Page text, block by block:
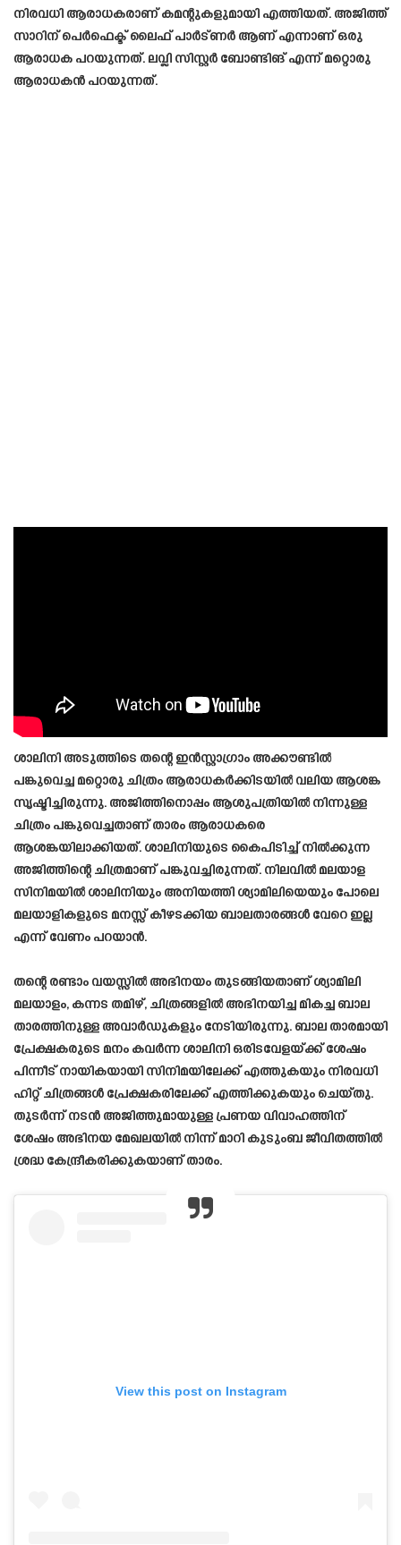
നിരവധി ആരാധകരാണ് കമന്റുകളുമായി എത്തിയത്. അജിത്ത്
സാറിന് പെർഫെക്ട് ലൈഫ് പാർട്ണർ ആണ് എന്നാണ് ഒരു
ആരാധക പറയുന്നത്. ലവ്ലി സിസ്റ്റർ ബോണ്ടിങ് എന്ന് മറ്റൊരു
ആരാധകൻ പറയുന്നത്.
ശാലിനി അടുത്തിടെ തന്റെ ഇൻസ്റ്റാഗ്രാം അക്കൗണ്ടിൽ
പങ്കുവെച്ച മറ്റൊരു ചിത്രം ആരാധകർക്കിടയിൽ വലിയ ആശങ്ക
സൃഷ്ടിച്ചിരുന്നു. അജിത്തിനൊപ്പം ആശുപത്രിയിൽ നിന്നുള്ള
ചിത്രം പങ്കുവെച്ചതാണ് താരം ആരാധകരെ
ആശങ്കയിലാക്കിയത്. ശാലിനിയുടെ കൈപിടിച്ച് നിൽക്കുന്ന
അജിത്തിന്റെ ചിത്രമാണ് പങ്കുവച്ചിരുന്നത്. നിലവിൽ മലയാള
സിനിമയിൽ ശാലിനിയും അനിയത്തി ശ്യാമിലിയെയും പോലെ
മലയാളികളുടെ മനസ്സ് കീഴടക്കിയ ബാലതാരങ്ങൾ വേറെ ഇല്ല
എന്ന് വേണം പറയാൻ.
തന്റെ രണ്ടാം വയസ്സിൽ അഭിനയം തുടങ്ങിയതാണ് ശ്യാമിലി
മലയാളം, കന്നട തമിഴ്, ചിത്രങ്ങളിൽ അഭിനയിച്ച മികച്ച ബാല
താരത്തിനുള്ള അവാർഡുകളും നേടിയിരുന്നു. ബാല താരമായി
പ്രേക്ഷകരുടെ മനം കവർന്ന ശാലിനി ഒരിടവേളയ്ക്ക് ശേഷം
പിന്നീട് നായികയായി സിനിമയിലേക്ക് എത്തുകയും നിരവധി
ഹിറ്റ് ചിത്രങ്ങൾ പ്രേക്ഷകരിലേക്ക് എത്തിക്കുകയും ചെയ്തു.
തുടർന്ന് നടൻ അജിത്തുമായുള്ള പ്രണയ വിവാഹത്തിന്
ശേഷം അഭിനയ മേഖലയിൽ നിന്ന് മാറി കുടുംബ ജീവിതത്തിൽ
ശ്രദ്ധ കേന്ദ്രീകരിക്കുകയാണ് താരം.
View this post on Instagram